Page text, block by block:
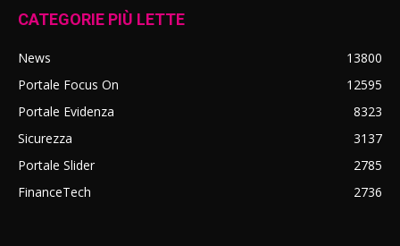
CATEGORIE PIÙ LETTE
News
13800
Portale Focus On
12595
Portale Evidenza
8323
Sicurezza
3137
Portale Slider
2785
FinanceTech
2736